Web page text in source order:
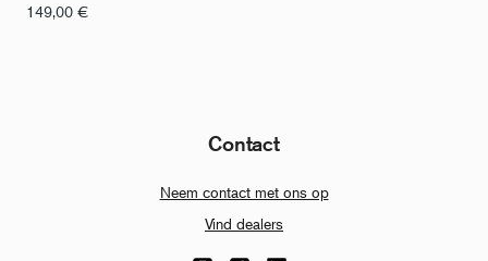
149,00 €
Contact
Neem contact met ons op
Vind dealers